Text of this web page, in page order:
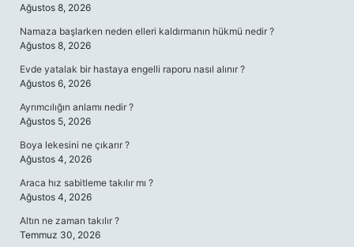
Ağustos 8, 2026
Namaza başlarken neden elleri kaldırmanın hükmü nedir ?
Ağustos 8, 2026
Evde yatalak bir hastaya engelli raporu nasıl alınır ?
Ağustos 6, 2026
Ayrımcılığın anlamı nedir ?
Ağustos 5, 2026
Boya lekesini ne çıkarır ?
Ağustos 4, 2026
Araca hız sabitleme takılır mı ?
Ağustos 4, 2026
Altın ne zaman takılır ?
Temmuz 30, 2026